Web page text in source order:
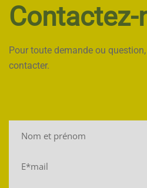
Contactez-
Pour toute demande ou
contacter.